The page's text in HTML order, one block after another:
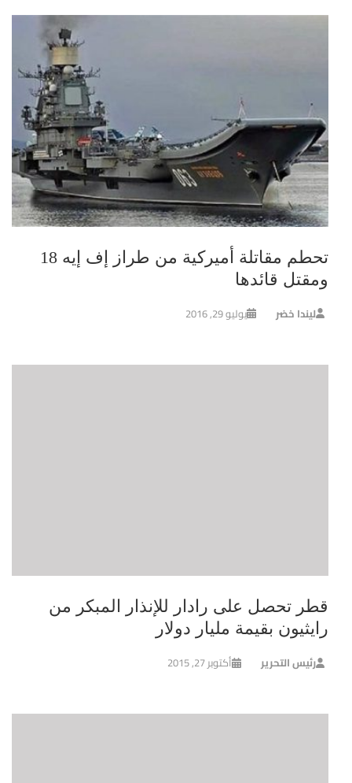
تحطم مقاتلة أميركية من طراز إف إيه 18
ومقتل قائدها
ليندا خضر يوليو 29, 2016
قطر تحصل على رادار للإنذار المبكر من
رايثيون بقيمة مليار دولار
رئيس التحرير أكتوبر 27, 2015